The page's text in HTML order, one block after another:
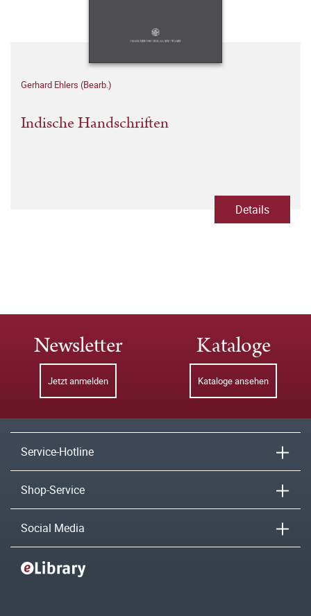
Gerhard Ehlers (Bearb.)
Indische Handschriften
Details
Newsletter
Jetzt anmelden
Kataloge
Kataloge ansehen
Service-Hotline
Shop-Service
Social Media